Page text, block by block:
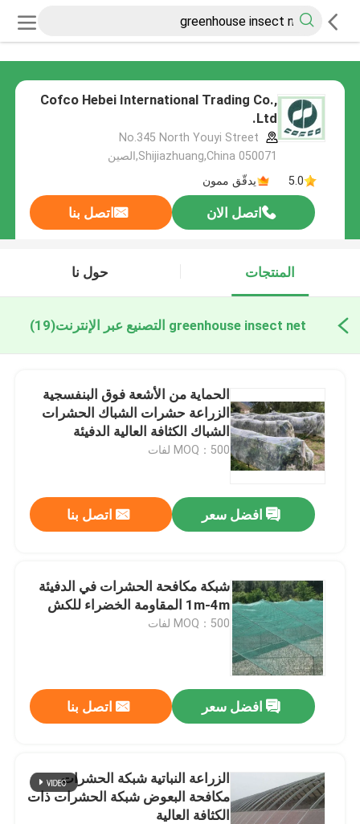
Cofco Hebei International Trading Co.,
Ltd.
No.345 North Youyi Street
Shijiazhuang,China 050071,الصين
5.0
يدقّق ممون
اتصل الان اتصل بنا
المنتجات حول نا
greenhouse insect net التصنيع عبر الإنترنت (19)
الحماية من الأشعة فوق البنفسجية
الزراعة حشرات الشباك الحشرات
الشباك الكثافة العالية الدفيئة
حشرات الشباك
MOQ：500 لفات
افضل سعر اتصل بنا
شبكة مكافحة الحشرات في الدفيئة
1m-4m المقاومة الخضراء للكش
MOQ：500 لفات
افضل سعر اتصل بنا
الزراعة النباتية شبكة الحشرات
مكافحة البعوض شبكة الحشرات ذات
الكثافة العالية